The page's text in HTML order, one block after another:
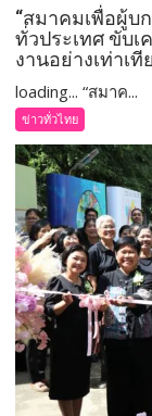
“สมาคมเพื่อผู้บ
ทั่วประเทศ ขับ
งานอย่างเท่าเที
loading... “สมาค...
ข่าวทั่วไทย